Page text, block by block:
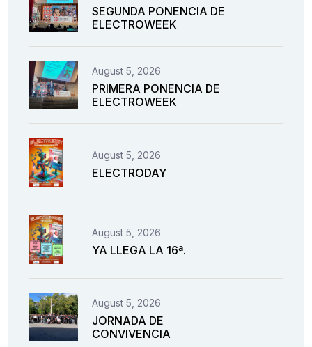
SEGUNDA PONENCIA DE
ELECTROWEEK
August 5, 2026
PRIMERA PONENCIA DE
ELECTROWEEK
August 5, 2026
ELECTRODAY
August 5, 2026
YA LLEGA LA 16ª.
August 5, 2026
JORNADA DE
CONVIVENCIA